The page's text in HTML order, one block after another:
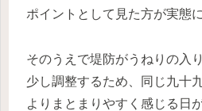
ポイントとして見た方が実態
そのうえで堤防がうねりの入
少し調整するため、同じ九十
よりまとまりやすく感じる日